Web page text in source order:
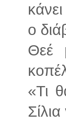
ο
Θεέ
«Τι